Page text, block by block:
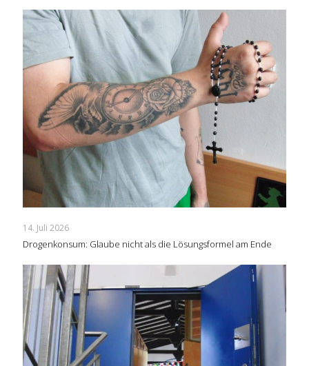
14. Juli 2026
Drogenkonsum: Glaube nicht als die Lösungsformel am Ende